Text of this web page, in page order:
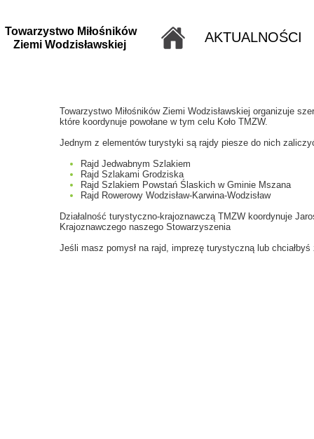
Towarzystwo Miłośników
Ziemi Wodzisławskiej
AKTUALNOŚCI
Towarzystwo Miłośników Ziemi Wodzisławskiej organizuje
które koordynuje powołane w tym celu Koło TMZW.
Jednym z elementów turystyki są rajdy piesze do nich
Rajd Jedwabnym Szlakiem
Rajd Szlakami Grodziska
Rajd Szlakiem Powstań Ślaskich w Gminie Mszana
Rajd Rowerowy Wodzisław-Karwina-Wodzisław
Działalność turystyczno-krajoznawczą TMZW koordynuje
Krajoznawczego naszego Stowarzyszenia
Jeśli masz pomysł na rajd, imprezę turystyczną lub